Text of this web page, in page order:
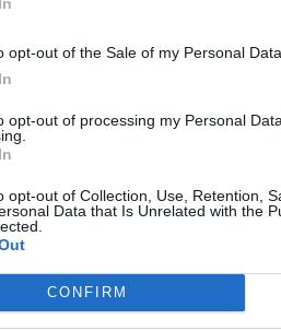
opt-out of the Sale of my Personal Data.
opt-out of processing my Personal
opt-out of Collection, Use, Retention,
Data that Is Unrelated with the
CONFIRM
Φάληρο - Εκκενώθηκε
στο Παλαιό Φάληρο -
πίσω της η
στελέχη: «Συνεχής
Γρατσία από πρώην στελέχη:
Λαμία:
Λαμία:
ηλικιωμένη